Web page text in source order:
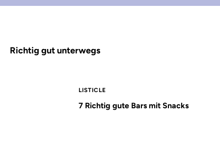
Richtig gut unterwegs
LISTICLE
7 Richtig gute Bars mit Snacks